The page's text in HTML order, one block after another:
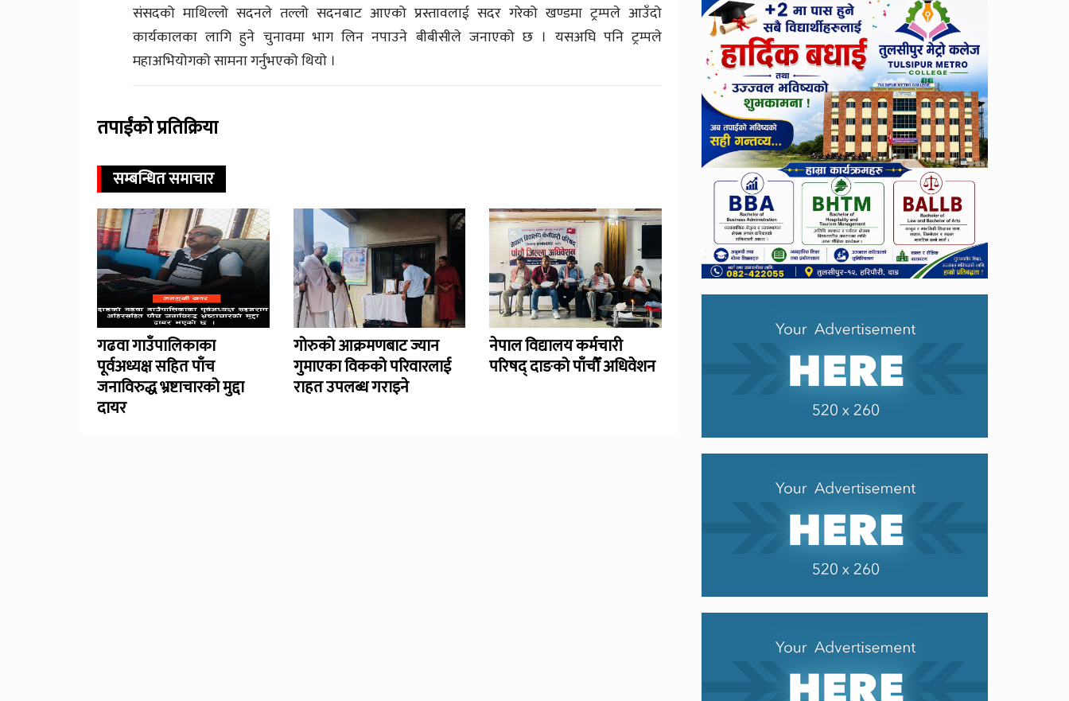
संसदको माथिल्लो सदनले तल्लो सदनबाट आएको प्रस्तावलाई सदर गरेको खण्डमा ट्रम्पले आउँदो
कार्यकालका लागि हुने चुनावमा भाग लिन नपाउने बीबीसीले जनाएको छ । यसअघि पनि ट्रम्पले
महाअभियोगको सामना गर्नुभएको थियाे ।
तपाईंको प्रतिक्रिया
सम्बन्धित समाचार
गढवा गाउँपालिकाका
पूर्वअध्यक्ष सहित पाँच
जनाविरुद्ध भ्रष्टाचारको मुद्दा
दायर
गोरुको आक्रमणबाट ज्यान
गुमाएका विकको परिवारलाई
राहत उपलब्ध गराइने
नेपाल विद्यालय कर्मचारी
परिषद् दाङको पाँचौँ अधिवेशन